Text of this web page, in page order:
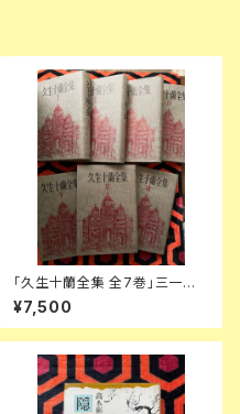
「久生十蘭全集 全7巻」三一書
房 編集委員:大佛次郎 荒正人
安部公房 中井英夫 3巻のみ月
報欠
¥7,500